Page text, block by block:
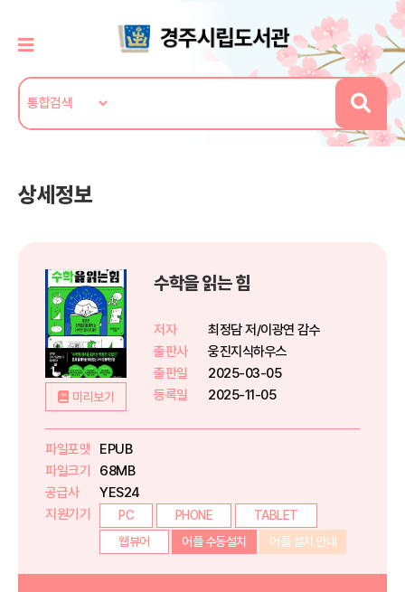
상세정보
미리보기
수학을 읽는 힘
저자
최정담 저/이광연 감수
출판사
웅진지식하우스
출판일
2025-03-05
등록일
2025-11-05
파일포맷
EPUB
파일크기
68MB
공급사
YES24
지원기기
PC PHONE
TABLET
웹뷰어
어플 수동설치 어플 설치 안내